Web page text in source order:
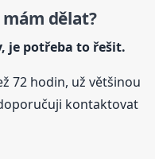
mám dělat?
je potřeba to řešit.
72 hodin, už většinou
kontaktovat